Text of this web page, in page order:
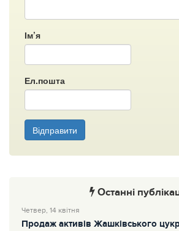
Ім’я
Ел.пошта
Відправити
Останні
Четвер, 14 квітня
Продаж активів Жашківського